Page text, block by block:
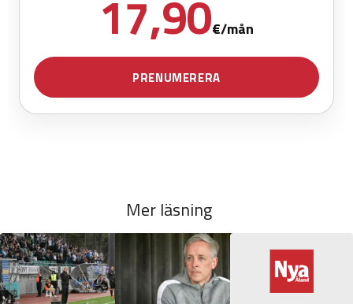
Mer läsning